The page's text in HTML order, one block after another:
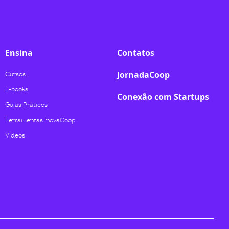
Ensina
Cursos
E-books
Guias Práticos
Ferramentas InovaCoop
Videos
Contatos
JornadaCoop
Conexão com Startups